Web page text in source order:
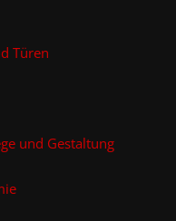
Türen
und Gestaltung